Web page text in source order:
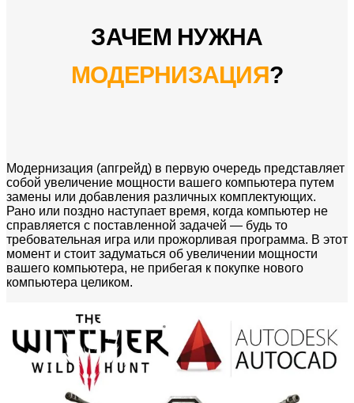
ЗАЧЕМ НУЖНА
МОДЕРНИЗАЦИЯ?
Модернизация (апгрейд) в первую очередь представляет
собой увеличение мощности вашего компьютера путем
замены или добавления различных комплектующих.
Рано или поздно наступает время, когда компьютер не
справляется с поставленной задачей — будь то
требовательная игра или прожорливая программа. В этот
момент и стоит задуматься об увеличении мощности
вашего компьютера, не прибегая к покупке нового
компьютера целиком.